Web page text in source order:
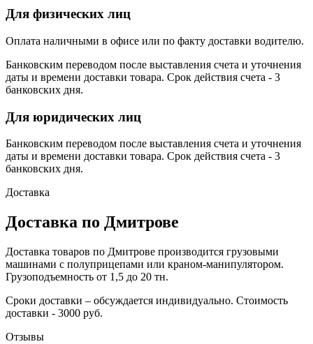
Для физических лиц
Оплата наличными в офисе или по факту доставки водителю.
Банковским переводом после выставления счета и уточнения
даты и времени доставки товара. Срок действия счета - 3
банковских дня.
Для юридических лиц
Банковским переводом после выставления счета и уточнения
даты и времени доставки товара. Срок действия счета - 3
банковских дня.
Доставка
Доставка по Дмитрове
Доставка товаров по Дмитрове производится грузовыми
машинами с полуприцепами или краном-манипулятором.
Грузоподъемность от 1,5 до 20 тн.
Сроки доставки – обсуждается индивидуально. Стоимость
доставки - 3000 руб.
Отзывы